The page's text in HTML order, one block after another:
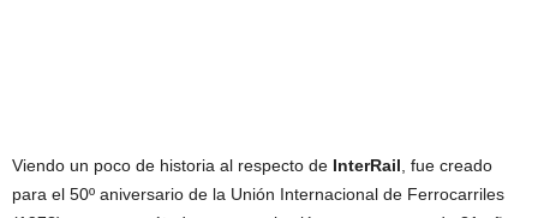
Viendo un poco de historia al respecto de InterRail , fue creado
para el 50º aniversario de la Unión Internacional de Ferrocarriles